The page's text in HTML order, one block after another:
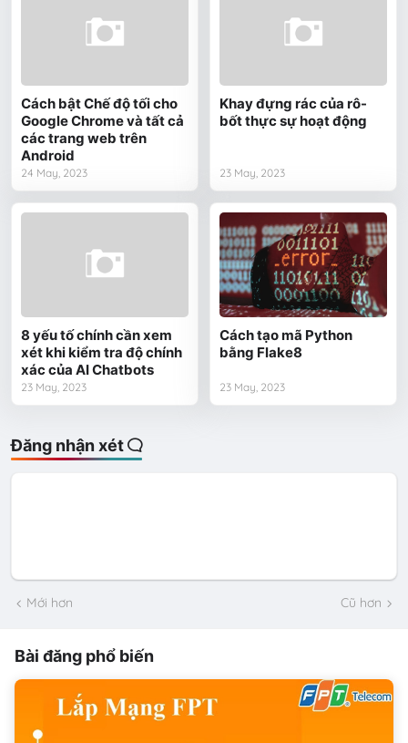
Cách bật Chế độ tối cho
Google Chrome và tất cả
các trang web trên
Android
24 May, 2023
Khay đựng rác của rô-
bốt thực sự hoạt động
23 May, 2023
8 yếu tố chính cần xem
xét khi kiểm tra độ chính
xác của AI Chatbots
23 May, 2023
Cách tạo mã Python
bằng Flake8
23 May, 2023
Đăng nhận xét
Mới hơn Cũ hơn
Bài đăng phổ biến